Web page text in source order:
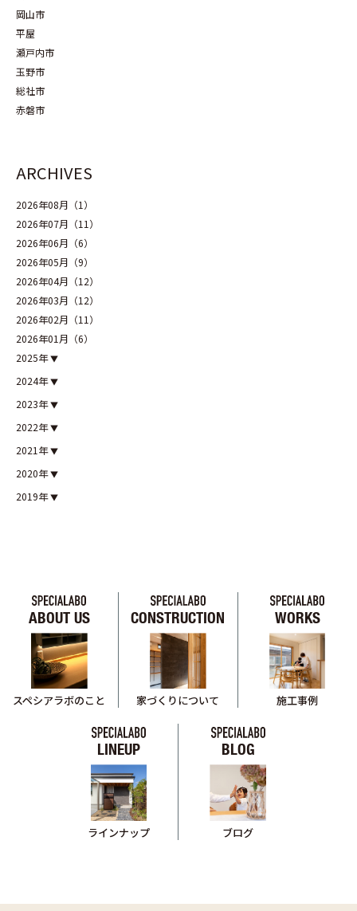
岡山市
平屋
瀬戸内市
玉野市
総社市
赤磐市
ARCHIVES
2026年08月（1）
2026年07月（11）
2026年06月（6）
2026年05月（9）
2026年04月（12）
2026年03月（12）
2026年02月（11）
2026年01月（6）
2025年
2024年
2023年
2022年
2021年
2020年
2019年
ABOUT US
スペシアラボのこと
CONSTRUCTION
家づくりについて
WORKS
施工事例
LINEUP
ラインナップ
BLOG
ブログ